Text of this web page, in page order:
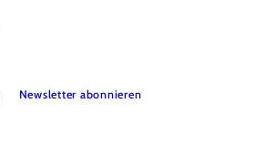
Newsletter abonnieren